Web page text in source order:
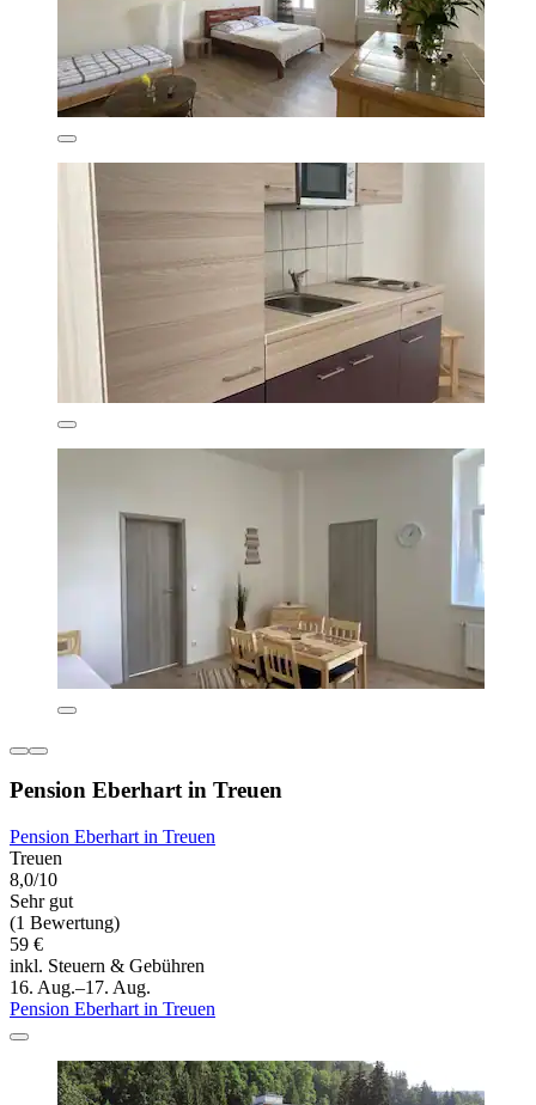
Pension Eberhart in Treuen
Pension Eberhart in Treuen
Treuen
8,0/10
Sehr gut
(1 Bewertung)
59 €
inkl. Steuern & Gebühren
16. Aug.–17. Aug.
Pension Eberhart in Treuen